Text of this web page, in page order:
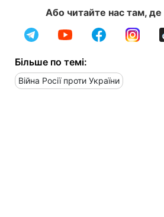
Або читайте нас там, де
Більше по темі:
Війна Росії проти України